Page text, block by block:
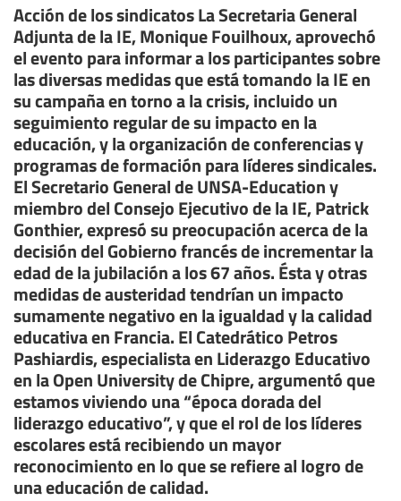
Acción de los sindicatos La Secretaria General
Adjunta de la IE, Monique Fouilhoux, aprovechó
el evento para informar a los participantes sobre
las diversas medidas que está tomando la IE en
su campaña en torno a la crisis, incluido un
seguimiento regular de su impacto en la
educación, y la organización de conferencias y
programas de formación para líderes sindicales.
El Secretario General de UNSA-Education y
miembro del Consejo Ejecutivo de la IE, Patrick
Gonthier, expresó su preocupación acerca de la
decisión del Gobierno francés de incrementar la
edad de la jubilación a los 67 años. Ésta y otras
medidas de austeridad tendrían un impacto
sumamente negativo en la igualdad y la calidad
educativa en Francia. El Catedrático Petros
Pashiardis, especialista en Liderazgo Educativo
en la Open University de Chipre, argumentó que
estamos viviendo una “época dorada del
liderazgo educativo”, y que el rol de los líderes
escolares está recibiendo un mayor
reconocimiento en lo que se refiere al logro de
una educación de calidad.